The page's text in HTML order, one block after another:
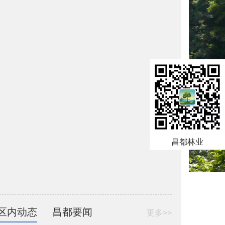
内动态 昌都要闻 更多>>
昌都林业